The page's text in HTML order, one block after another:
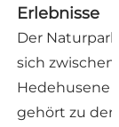
Erlebnisse
Der
sich zwischen
Hedehusene
gehört zu